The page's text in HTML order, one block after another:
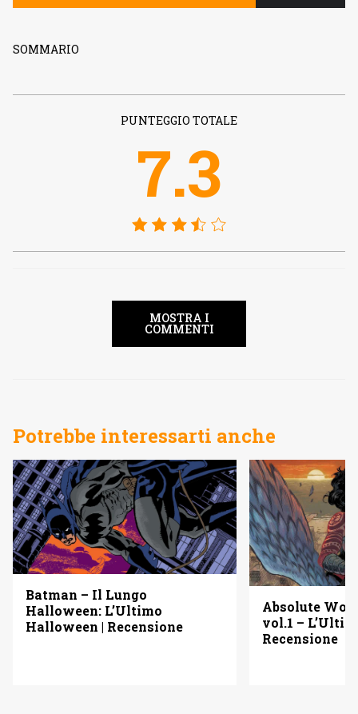
SOMMARIO
PUNTEGGIO TOTALE
7.3
MOSTRA I
COMMENTI
Potrebbe interessarti anche
Batman – Il Lungo
Halloween: L’Ultimo
Halloween | Recensione
Absolute
vol.1 –
Recensione